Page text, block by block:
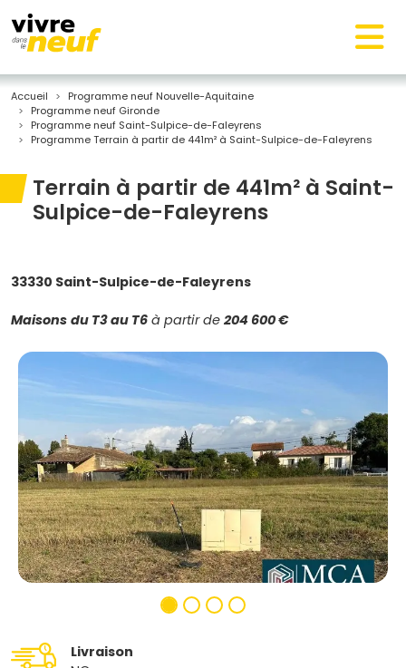
Accueil
Programme neuf Nouvelle-Aquitaine
Programme neuf Gironde
Programme neuf Saint-Sulpice-de-Faleyrens
Programme Terrain à partir de 441m² à Saint-Sulpice-de-Faleyrens
Terrain à partir de 441m² à Saint-
Sulpice-de-Faleyrens
33330 Saint-Sulpice-de-Faleyrens
Maisons du T3 au T6 à partir de 204 600 €
Livraison